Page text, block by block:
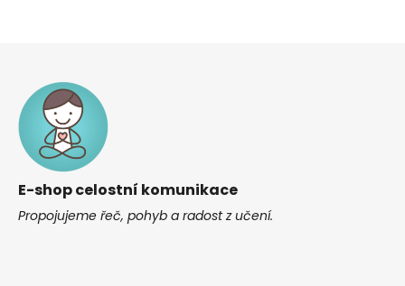
E-shop celostní komunikace
Propojujeme řeč, pohyb a radost z učení.